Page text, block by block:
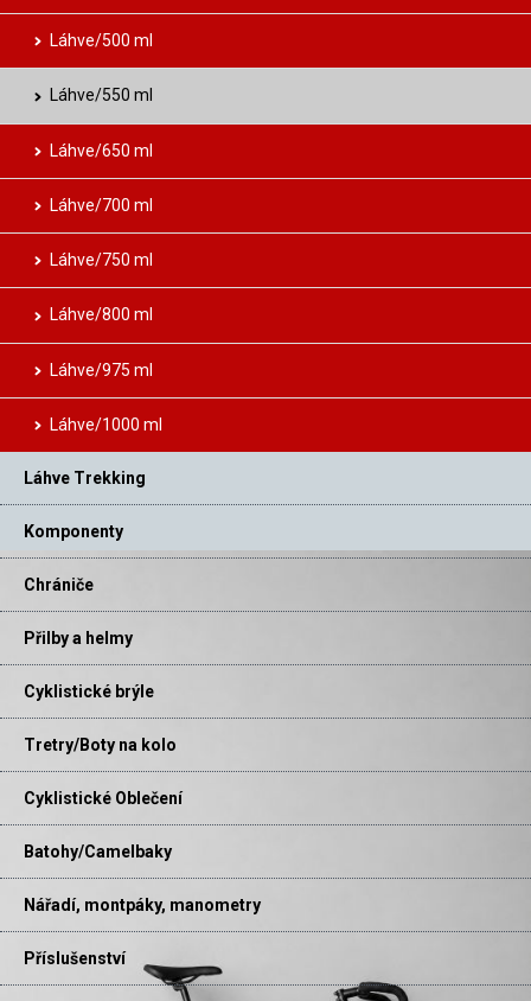
Láhve/500 ml
Láhve/550 ml
Láhve/650 ml
Láhve/700 ml
Láhve/750 ml
Láhve/800 ml
Láhve/975 ml
Láhve/1000 ml
Láhve Trekking
Komponenty
Chrániče
Přilby a helmy
Cyklistické brýle
Tretry/Boty na kolo
Cyklistické Oblečení
Batohy/Camelbaky
Nářadí, montpáky, manometry
Příslušenství